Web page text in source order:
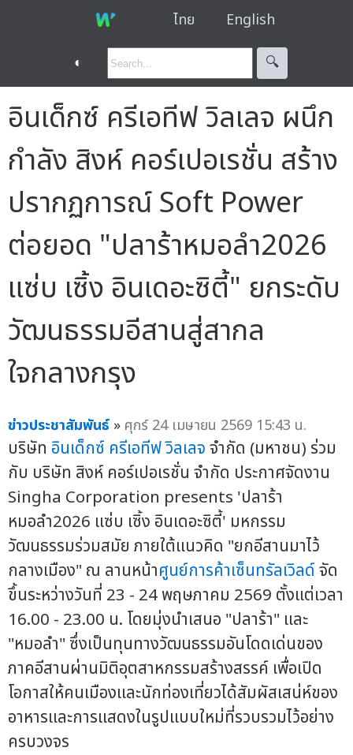
ไทย English
◐ 🔍︎
อินเด็กซ์ ครีเอทีฟ วิลเลจ ผนึก
กำลัง สิงห์ คอร์เปอเรชั่น สร้าง
ปรากฏการณ์ Soft Power
ต่อยอด "ปลาร้าหมอลำ2026
แซ่บ เซิ้ง อินเดอะซิตี้" ยกระดับ
วัฒนธรรมอีสานสู่สากล
ใจกลางกรุง
ข่าวประชาสัมพันธ์ » ศุกร์ 24 เมษายน 2569 15:43 น.
บริษัท อินเด็กซ์ ครีเอทีฟ วิลเลจจำกัด (มหาชน) ร่วม
กับ บริษัท สิงห์ คอร์เปอเรชั่น จำกัด ประกาศจัดงาน
Singha Corporation presents 'ปลาร้า
หมอลำ2026 แซ่บ เซิ้ง อินเดอะซิตี้' มหกรรม
วัฒนธรรมร่วมสมัย ภายใต้แนวคิด "ยกอีสานมาไว้
กลางเมือง" ณ ลานหน้าศูนย์การค้าเซ็นทรัลเวิลด์จัด
ขึ้นระหว่างวันที่ 23 - 24 พฤษภาคม 2569 ตั้งแต่เวลา
16.00 - 23.00 น. โดยมุ่งนำเสนอ "ปลาร้า" และ
"หมอลำ" ซึ่งเป็นทุนทางวัฒนธรรมอันโดดเด่นของ
ภาคอีสานผ่านมิติอุตสาหกรรมสร้างสรรค์ เพื่อเปิด
โอกาสให้คนเมืองและนักท่องเที่ยวได้สัมผัสเสน่ห์ของ
อาหารและการแสดงในรูปแบบใหม่ที่รวบรวมไว้อย่าง
ครบวงจร